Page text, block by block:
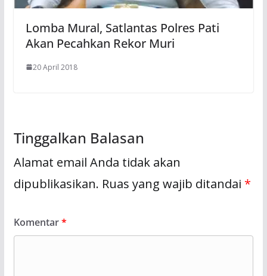
Lomba Mural, Satlantas Polres Pati
Akan Pecahkan Rekor Muri
20 April 2018
Tinggalkan Balasan
Alamat email Anda tidak akan
dipublikasikan. Ruas yang wajib ditandai *
Komentar*